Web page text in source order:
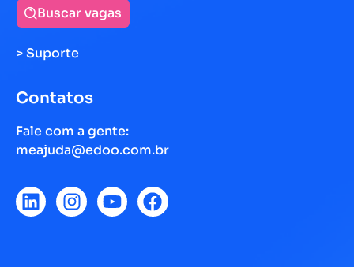
Buscar vagas
> Suporte
Contatos
Fale com a gente:
meajuda@edoo.com.br